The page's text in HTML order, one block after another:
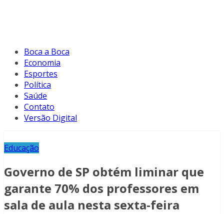
Boca a Boca
Economia
Esportes
Política
Saúde
Contato
Versão Digital
Educação
Governo de SP obtém liminar que
garante 70% dos professores em
sala de aula nesta sexta-feira